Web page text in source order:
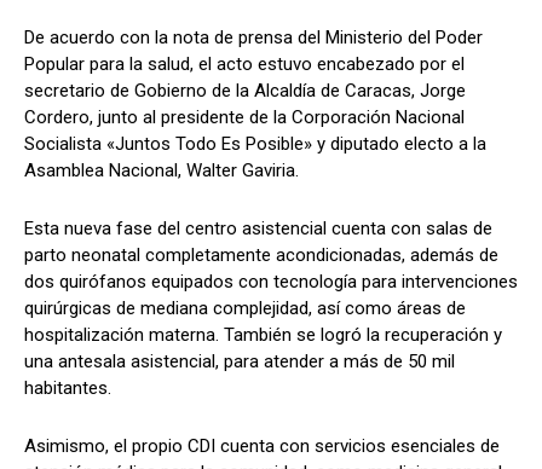
De acuerdo con la nota de prensa del Ministerio del Poder
Popular para la salud, el acto estuvo encabezado por el
secretario de Gobierno de la Alcaldía de Caracas, Jorge
Cordero, junto al presidente de la Corporación Nacional
Socialista «Juntos Todo Es Posible» y diputado electo a la
Asamblea Nacional, Walter Gaviria.
Esta nueva fase del centro asistencial cuenta con salas de
parto neonatal completamente acondicionadas, además de
dos quirófanos equipados con tecnología para intervenciones
quirúrgicas de mediana complejidad, así como áreas de
hospitalización materna. También se logró la recuperación y
una antesala asistencial, para atender a más de 50 mil
habitantes.
Asimismo, el propio CDI cuenta con servicios esenciales de